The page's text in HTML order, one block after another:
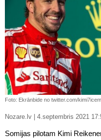
Foto: Ekrānbide no twitter.com/
Nozare.lv | 4.septembris 2021
Somijas pilotam Kimi